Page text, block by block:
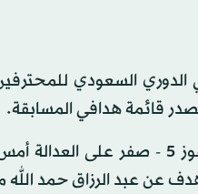
قائمة هدافي المسابقة.
عن عبد الرزاق حمد الله